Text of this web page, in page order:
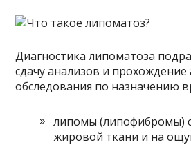
Диагностика липоматоза
сдачу анализов и прохождение
обследования по назначению
липомы (липофибромы)
жировой ткани и на